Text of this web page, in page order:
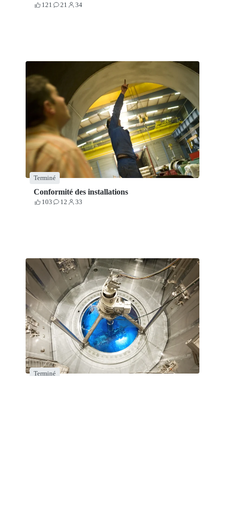
121
Votes 21
Contributions
34
Participants
Terminé
Conformité des installations
103
Votes 12
Contributions
33
Participants
Terminé